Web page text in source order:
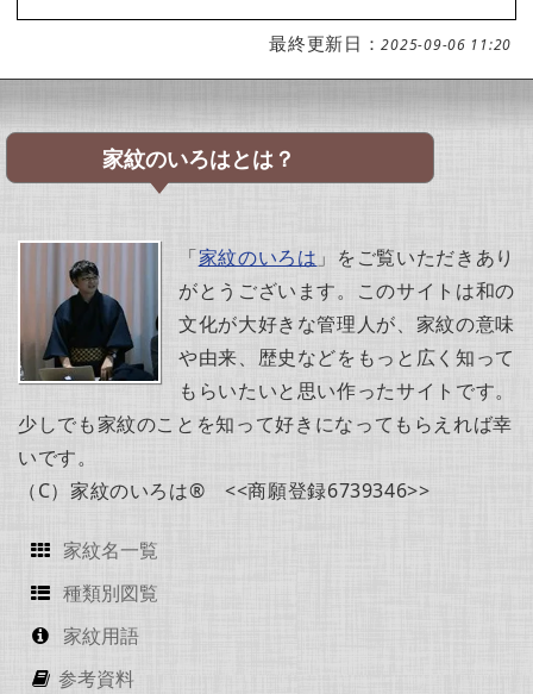
最終更新日：2025-09-06 11:20
家紋のいろはとは？
「家紋のいろは」をご覧いただきあり
がとうございます。このサイトは和の
文化が大好きな管理人が、家紋の意味
や由来、歴史などをもっと広く知って
もらいたいと思い作ったサイトです。
少しでも家紋のことを知って好きになってもらえれば幸
いです。
（C）家紋のいろは® <<商願登録6739346>>
家紋名一覧
種類別図覧
家紋用語
参考資料